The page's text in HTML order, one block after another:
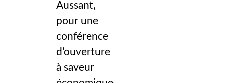
Aussant,
pour une
conférence
d’ouverture
à saveur